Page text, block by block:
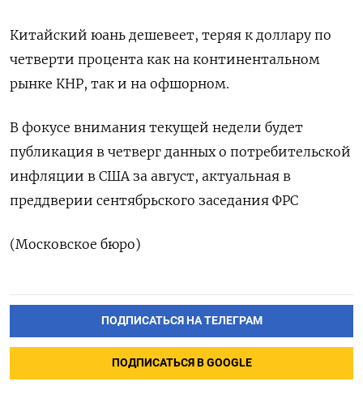
Китайский юань дешевеет, теряя к доллару по
четверти процента как на континентальном
рынке КНР, так и на офшорном.
В фокусе внимания текущей недели будет
публикация в четверг данных о потребительской
инфляции в США за август, актуальная в
преддверии сентябрьского заседания ФРС
(Московское бюро)
ПОДПИСАТЬСЯ НА ТЕЛЕГРАМ
ПОДПИСАТЬСЯ В GOOGLE